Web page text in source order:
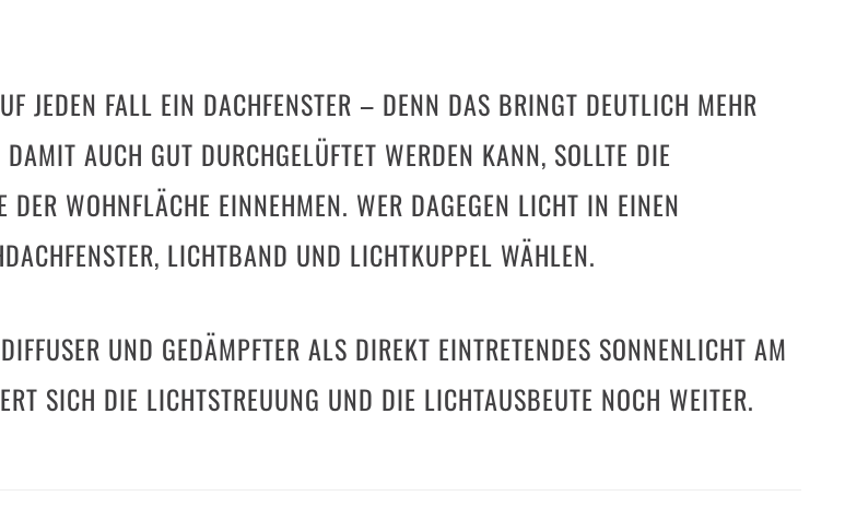
JEDEN FALL EIN DACHFENSTER – DENN DAS BRINGT DEUTLICH MEHR
AUCH GUT DURCHGELÜFTET WERDEN KANN, SOLLTE DIE
WOHNFLÄCHE EINNEHMEN. WER DAGEGEN LICHT IN EINEN
LICHTBAND UND LICHTKUPPEL WÄHLEN.
UND GEDÄMPFTER ALS DIREKT EINTRETENDES SONNENLICHT AM
SICH DIE LICHTSTREUUNG UND DIE LICHTAUSBEUTE NOCH WEITER.